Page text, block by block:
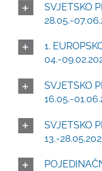
SVJETSKO
28.05.-
1.
04.-
SVJETSKO
16.05.-
SVJETSKO
13.-